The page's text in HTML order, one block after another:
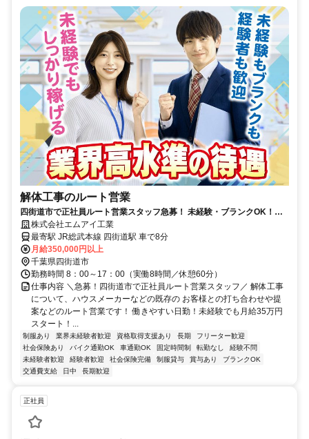
解体工事のルート営業
四街道市で正社員ルート営業スタッフ急募！ 未経験・ブランクOK！月
給35万円！年収900万円も可能！
株式会社エムアイ工業
最寄駅 JR総武本線 四街道駅 車で8分
月給350,000円以上
千葉県四街道市
勤務時間 8：00～17：00（実働8時間／休憩60分）
仕事内容 ＼急募！四街道市で正社員ルート営業スタッフ／ 解体工事
について、ハウスメーカーなどの既存の お客様との打ち合わせや提
案などのルート営業です！ 働きやすい日勤！未経験でも月給35万円
スタート！...
制服あり 業界未経験者歓迎 資格取得支援あり 長期
フリーター歓迎
社会保険あり
バイク通勤OK 車通勤OK 固定時間制 転勤なし
経験不問
未経験者歓迎
経験者歓迎 社会保険完備 制服貸与 賞与あり
ブランクOK
交通費支給
日中 長期歓迎
正社員